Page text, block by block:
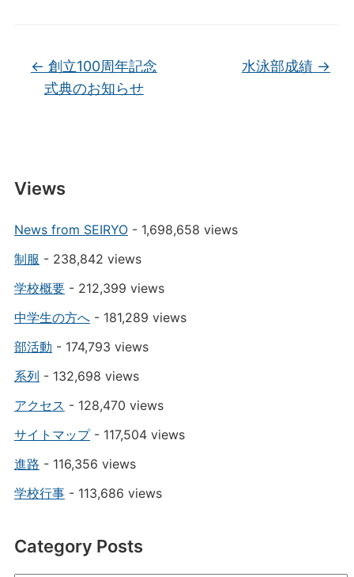
← 創立100周年記念
式典のお知らせ
水泳部成績 →
Views
News from SEIRYO- 1,698,658 views
制服 - 238,842 views
学校概要- 212,399 views
中学生の方へ- 181,289 views
部活動 - 174,793 views
系列 - 132,698 views
アクセス - 128,470 views
サイトマップ- 117,504 views
進路 - 116,356 views
学校行事- 113,686 views
Category Posts